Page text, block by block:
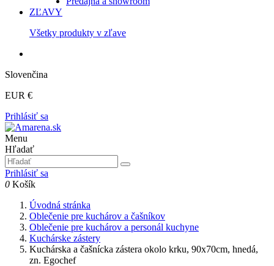
ZĽAVY
Všetky produkty v zľave
Slovenčina
EUR €
Prihlásiť sa
Menu
Hľadať
Prihlásiť sa
0 Košík
Úvodná stránka
Oblečenie pre kuchárov a čašníkov
Oblečenie pre kuchárov a personál kuchyne
Kuchárske zástery
Kuchárska a čašnícka zástera okolo krku, 90x70cm, hnedá,
zn. Egochef